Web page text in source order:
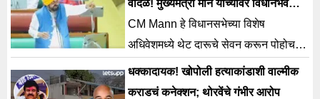
वादळ! मुख्यमंत्री मान यांच्यावर विधानभवनात
दारू पिऊन आल्याचे गंभीर आरोप
CM Mann हे विधानसभेच्या विशेष
अधिवेशमध्ये थेट दारूचे सेवन करून पोहोचले
होते त्यामुळे राजकीय वातावरण चांगलं तापलं
आहे.
धक्कादायक! खोपोली हत्याकांडाशी वाल्मीक
कराडचं कनेक्शन; थोरवेंचे गंभीर आरोप